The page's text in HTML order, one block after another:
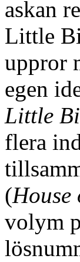
askan
Little
uppror
egen
Little
flera
(House
volym